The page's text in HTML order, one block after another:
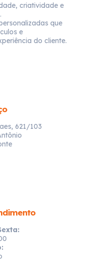
criatividade e
que
e
do cliente.
621/103